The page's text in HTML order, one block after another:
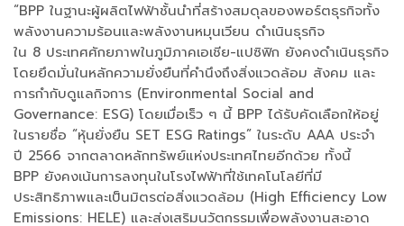
“BPP ในฐานะผู้ผลิตไฟฟ้าชั้นนำที่สร้างสมดุลของพอร์ตธุรกิจทั้ง
พลังงานความร้อนและพลังงานหมุนเวียน ดำเนินธุรกิจ
ใน 8 ประเทศศักยภาพในภูมิภาคเอเชีย-แปซิฟิก ยังคงดำเนินธุรกิจ
โดยยึดมั่นในหลักความยั่งยืนที่คำนึงถึงสิ่งแวดล้อม สังคม และ
การกำกับดูแลกิจการ (Environmental Social and
Governance: ESG) โดยเมื่อเร็ว ๆ นี้ BPP ได้รับคัดเลือกให้อยู่
ในรายชื่อ “หุ้นยั่งยืน SET ESG Ratings” ในระดับ AAA ประจำ
ปี 2566 จากตลาดหลักทรัพย์แห่งประเทศไทยอีกด้วย ทั้งนี้
BPP ยังคงเน้นการลงทุนในโรงไฟฟ้าที่ใช้เทคโนโลยีที่มี
ประสิทธิภาพและเป็นมิตรต่อสิ่งแวดล้อม (High Efficiency Low
Emissions: HELE) และส่งเสริมนวัตกรรมเพื่อพลังงานสะอาด